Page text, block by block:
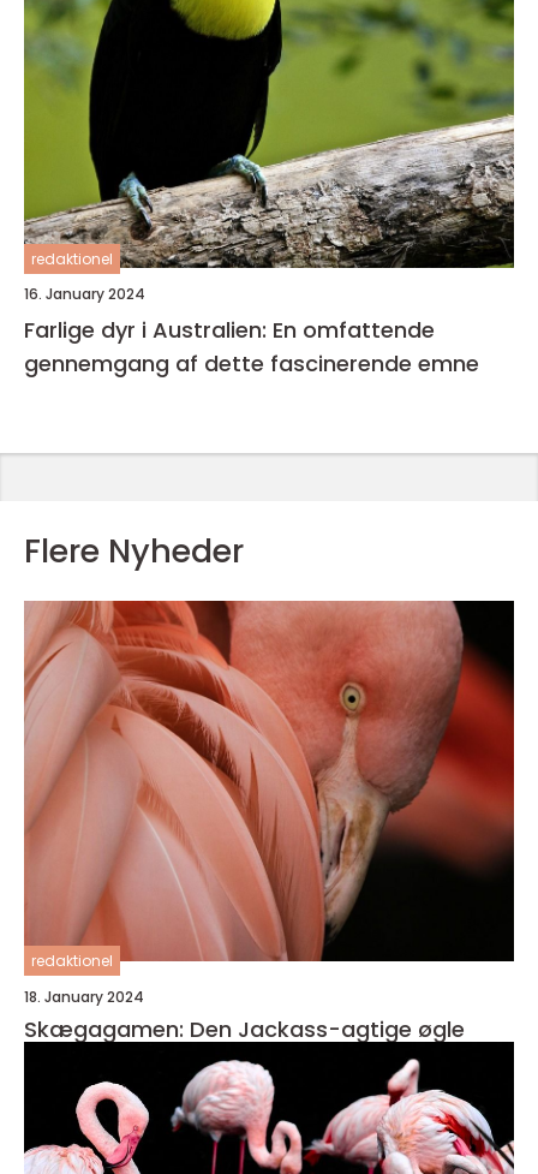
redaktionel
16. January 2024
Farlige dyr i Australien: En omfattende
gennemgang af dette fascinerende emne
Flere Nyheder
redaktionel
18. January 2024
Skægagamen: Den Jackass-agtige øgle